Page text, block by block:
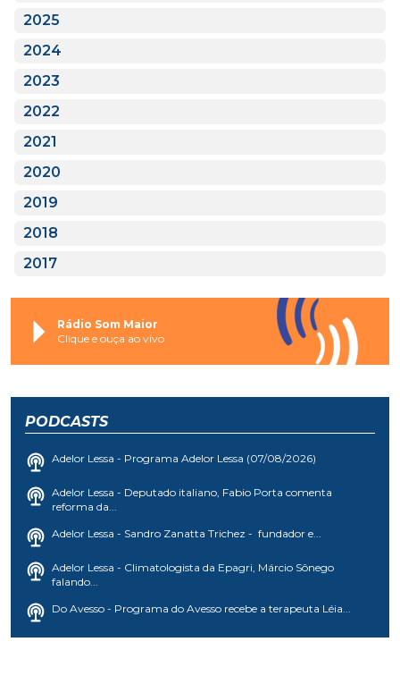
2025
2024
2023
2022
2021
2020
2019
2018
2017
Rádio Som Maior
Clique e ouça ao vivo
PODCASTS
Adelor Lessa - Programa Adelor Lessa (07/08/2026)
Adelor Lessa - Deputado italiano, Fabio Porta comenta
reforma da...
Adelor Lessa - Sandro Zanatta Trichez - fundador e...
Adelor Lessa - Climatologista da Epagri, Márcio Sônego
falando...
Do Avesso - Programa do Avesso recebe a terapeuta Léia...